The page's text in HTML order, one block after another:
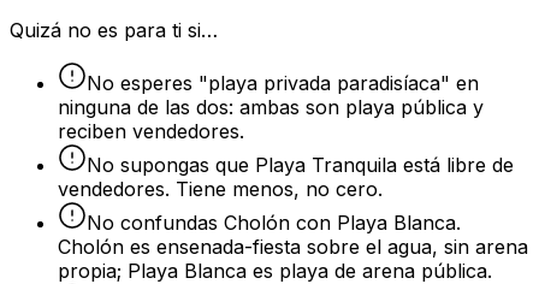
Quizá no es para ti si…
No esperes "playa privada paradisíaca" en
ninguna de las dos: ambas son playa pública y
reciben vendedores.
No supongas que Playa Tranquila está libre de
vendedores. Tiene menos, no cero.
No confundas Cholón con Playa Blanca.
Cholón es ensenada-fiesta sobre el agua, sin arena
propia; Playa Blanca es playa de arena pública.